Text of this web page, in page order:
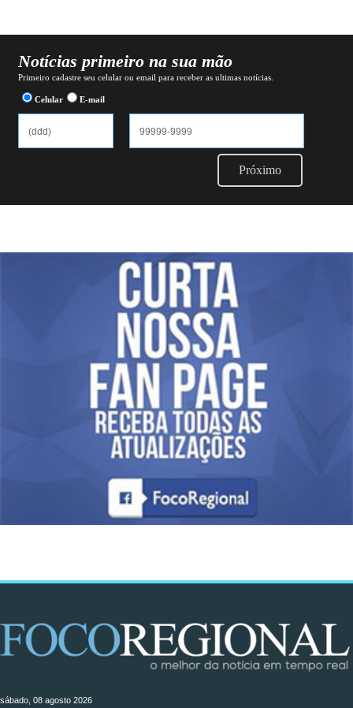
Notícias primeiro na sua mão
Primeiro cadastre seu celular ou email para receber as ultimas notícias.
Celular E-mail
Próximo
sábado, 08 agosto 2026